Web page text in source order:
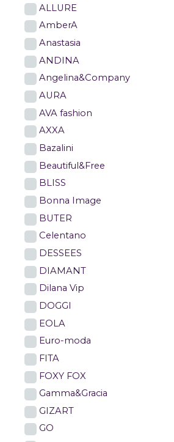
ALLURE
AmberA
Anastasia
ANDINA
Angelina&Company
AURA
AVA fashion
AXXA
Bazalini
Beautiful&Free
BLISS
Bonna Image
BUTER
Celentano
DESSEES
DIAMANT
Dilana Vip
DOGGI
EOLA
Euro-moda
FITA
FOXY FOX
Gamma&Gracia
GIZART
GO